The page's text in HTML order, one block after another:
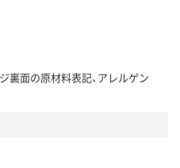
裏面の原材料表記、アレルゲン